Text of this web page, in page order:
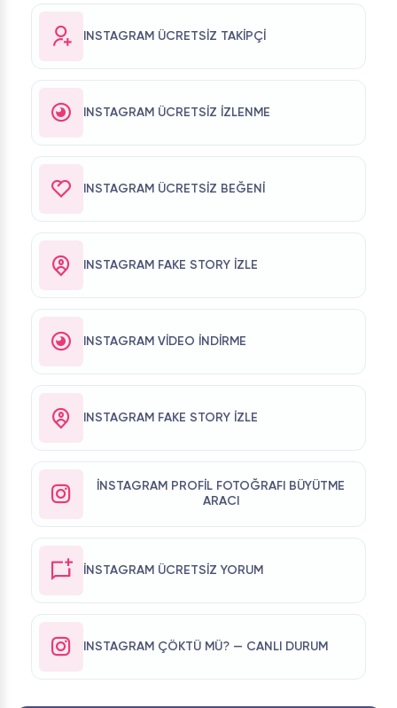
INSTAGRAM ÜCRETSIZ TAKIPÇI
INSTAGRAM ÜCRETSIZ İZLENME
INSTAGRAM ÜCRETSIZ BEĞENI
INSTAGRAM FAKE STORY İZLE
INSTAGRAM VIDEO İNDIRME
INSTAGRAM FAKE STORY İZLE
İNSTAGRAM PROFIL FOTOĞRAFI BÜYÜTME
ARACI
İNSTAGRAM ÜCRETSIZ YORUM
INSTAGRAM ÇÖKTÜ MÜ? — CANLI DURUM